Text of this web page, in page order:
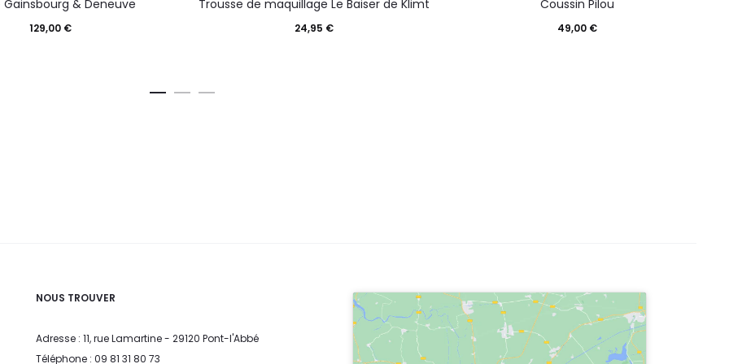
Gainsbourg & Deneuve
129,00 €
Trousse de maquillage Le Baiser de Klimt
24,95 €
Coussin Pilou
49,00 €
NOUS TROUVER
Adresse : 11, rue Lamartine - 29120 Pont-l'Abbé
Téléphone : 09 81 31 80 73